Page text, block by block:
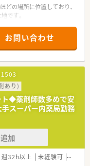
の場所に位置しており、
です。
2名在籍しており、チー
制です。
療モール開発のパイオニ
ります。
受けにくい安定した経営
る企業です。
しており、従業員が働きや
す。
定した経営基盤のある大手
勧めです。
お問い合わせ
あり)
ト◆薬剤師数多めで安
スーパー内薬局勤務
加
週32h以上 未経験可 ブラン